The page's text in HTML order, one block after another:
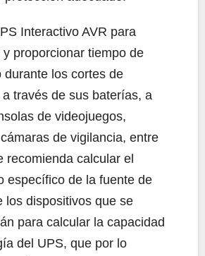
Interactivo AVR para
y proporcionar tiempo de
durante los cortes de
través de sus baterías, a
de videojuegos,
de vigilancia, entre
recomienda calcular el
específico de la fuente de
los dispositivos que se
para calcular la capacidad
del UPS, que por lo